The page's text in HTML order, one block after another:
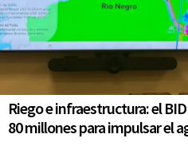
Riego e infraestructura: el
80 millones para impulsar el